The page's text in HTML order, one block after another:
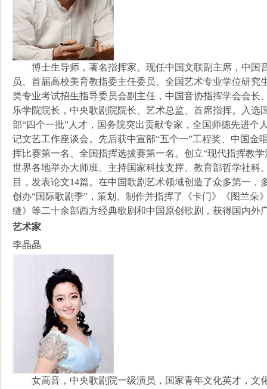
博士生导师，著名指挥家。现任中国文联副主席，中国
员、首届高校美育教指委主任委员、全国艺术专业学位研
类专业考试招生指导委员会副主任，中国音协指挥学会会长
乐学院院长，中央歌剧院院长、艺术总监、首席指挥。入选
部“四个一批”人才，国务院突出贡献专家，全国师德先进个
记文艺工作座谈会。先后获中宣部“五个一”工程奖、中国金
挥比赛第一名、全国指挥选拔赛第一名。创立“现代指挥教
世界各地举办大师班。主持国家科技支撑、教育部哲学社科
目，发表论文14篇。在中国歌剧艺术领域创造了众多第一
创办“国际歌剧季”，策划、制作并指挥了《卡门》《图兰朵
缝》等二十余部西方经典歌剧和中国原创歌剧，获得国内外
艺术家
李晶晶
⼥⾼⾳，中央歌剧院⼀级演员，国家⻘年⽂化英才，⽂